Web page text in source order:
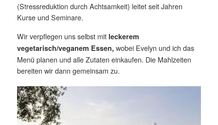
(Stressreduktion durch Achtsamkeit) leitet seit Jahren
Kurse und Seminare.
Wir verpflegen uns selbst mit leckerem
vegetarisch/veganem Essen, wobei Evelyn und ich das
Menü planen und alle Zutaten einkaufen. Die Mahlzeiten
bereiten wir dann gemeinsam zu.